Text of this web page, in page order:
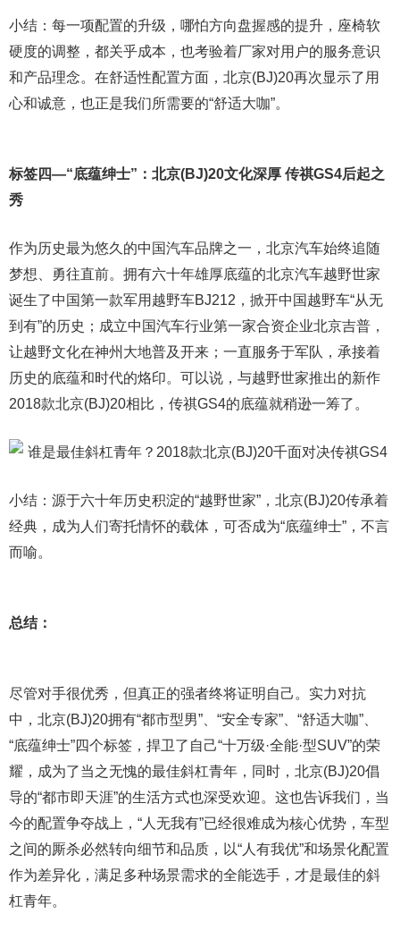
小结：每一项配置的升级，哪怕方向盘握感的提升，座椅软
硬度的调整，都关乎成本，也考验着厂家对用户的服务意识
和产品理念。在舒适性配置方面，北京(BJ)20再次显示了用
心和诚意，也正是我们所需要的“舒适大咖”。
标签四—“底蕴绅士”：北京(BJ)20文化深厚 传祺GS4后起之
秀
作为历史最为悠久的中国汽车品牌之一，北京汽车始终追随
梦想、勇往直前。拥有六十年雄厚底蕴的北京汽车越野世家
诞生了中国第一款军用越野车BJ212，掀开中国越野车“从无
到有”的历史；成立中国汽车行业第一家合资企业北京吉普，
让越野文化在神州大地普及开来；一直服务于军队，承接着
历史的底蕴和时代的烙印。可以说，与越野世家推出的新作
2018款北京(BJ)20相比，传祺GS4的底蕴就稍逊一筹了。
小结：源于六十年历史积淀的“越野世家”，北京(BJ)20传承着
经典，成为人们寄托情怀的载体，可否成为“底蕴绅士”，不言
而喻。
总结：
尽管对手很优秀，但真正的强者终将证明自己。实力对抗
中，北京(BJ)20拥有“都市型男”、“安全专家”、“舒适大咖”、
“底蕴绅士”四个标签，捍卫了自己“十万级·全能·型SUV”的荣
耀，成为了当之无愧的最佳斜杠青年，同时，北京(BJ)20倡
导的“都市即天涯”的生活方式也深受欢迎。这也告诉我们，当
今的配置争夺战上，“人无我有”已经很难成为核心优势，车型
之间的厮杀必然转向细节和品质，以“人有我优”和场景化配置
作为差异化，满足多种场景需求的全能选手，才是最佳的斜
杠青年。